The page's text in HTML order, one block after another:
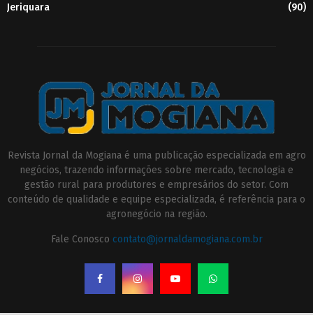
Jeriquara
(90)
Revista Jornal da Mogiana é uma publicação especializada em agro
negócios, trazendo informações sobre mercado, tecnologia e
gestão rural para produtores e empresários do setor. Com
conteúdo de qualidade e equipe especializada, é referência para o
agronegócio na região.
Fale Conosco contato@jornaldamogiana.com.br